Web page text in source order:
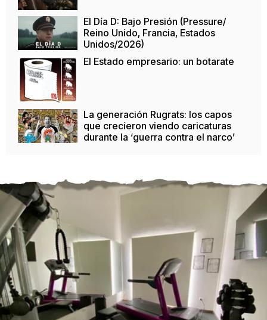
El Día D: Bajo Presión (Pressure/
Reino Unido, Francia, Estados
Unidos/2026)
El Estado empresario: un botarate
La generación Rugrats: los capos
que crecieron viendo caricaturas
durante la ‘guerra contra el narco’